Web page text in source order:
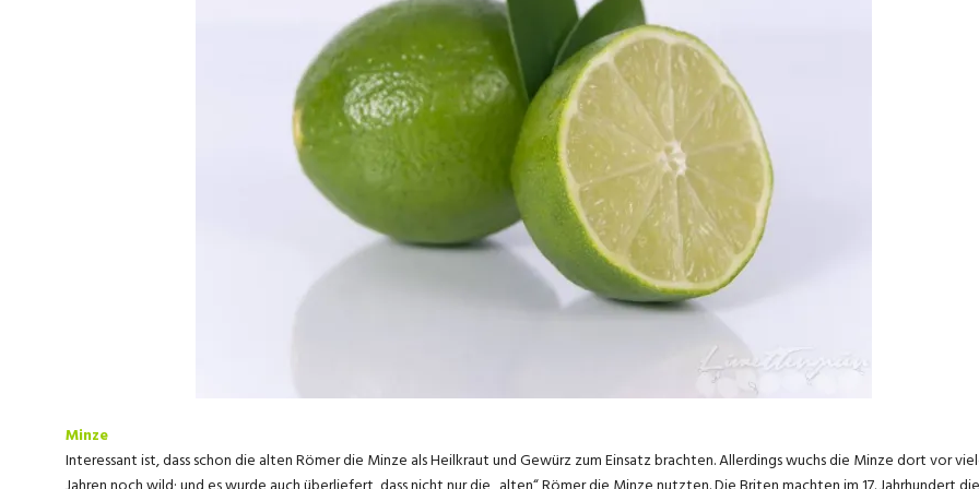
Minze
Interessant ist, dass schon die alten Römer die Minze als Heilkraut und Gewürz zum Einsatz brachten. Allerdings wuchs die Minze dort vor